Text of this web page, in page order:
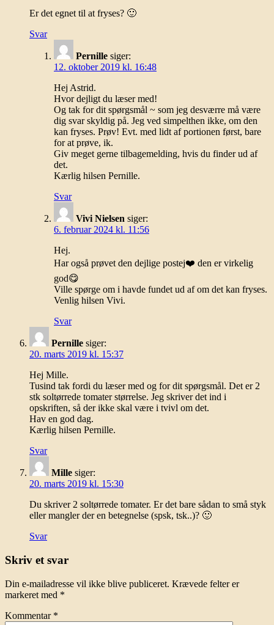
Er det egnet til at fryses? 🙂
Svar
Pernille siger:
12. oktober 2019 kl. 16:48
Hej Astrid.
Hvor dejligt du læser med!
Og tak for dit spørgsmål ~ som jeg desværre må være
dig svar skyldig på. Jeg ved simpelthen ikke, om den
kan fryses. Prøv! Evt. med lidt af portionen først, bare
for at prøve, ik.
Giv meget gerne tilbagemelding, hvis du finder ud af
det.
Kærlig hilsen Pernille.
Svar
Vivi Nielsen siger:
6. februar 2024 kl. 11:56
Hej.
Har også prøvet den dejlige postej❤️ den er virkelig
god😋
Ville spørge om i havde fundet ud af om det kan fryses.
Venlig hilsen Vivi.
Svar
Pernille siger:
20. marts 2019 kl. 15:37
Hej Mille.
Tusind tak fordi du læser med og for dit spørgsmål. Det er 2
stk soltørrede tomater størrelse. Jeg skriver det ind i
opskriften, så der ikke skal være i tvivl om det.
Hav en god dag.
Kærlig hilsen Pernille.
Svar
Mille siger:
20. marts 2019 kl. 15:30
Du skriver 2 soltørrede tomater. Er det bare sådan to små styk
eller mangler der en betegnelse (spsk, tsk..)? 🙂
Svar
Skriv et svar
Din e-mailadresse vil ikke blive publiceret. Krævede felter er
markeret med *
Kommentar *